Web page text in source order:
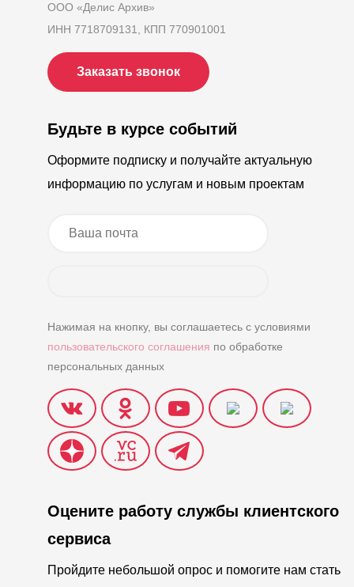
ООО «Делис Архив»
ИНН 7718709131, КПП 770901001
Заказать звонок
Будьте в курсе событий
Оформите подписку и получайте актуальную
информацию по услугам и новым проектам
Нажимая на кнопку, вы соглашаетесь с условиями
пользовательского соглашения по обработке
персональных данных
Оцените работу службы клиентского
сервиса
Пройдите небольшой опрос и помогите нам стать